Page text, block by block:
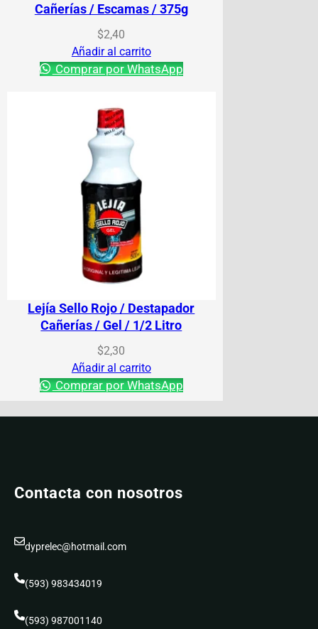
Cañerías / Escamas / 375g
$2,40
Añadir al carrito
Comprar por WhatsApp
Lejía Sello Rojo / Destapador
Cañerías / Gel / 1/2 Litro
$2,30
Añadir al carrito
Comprar por WhatsApp
Contacta con nosotros
dyprelec@hotmail.com
(593) 983434019
(593) 987001140